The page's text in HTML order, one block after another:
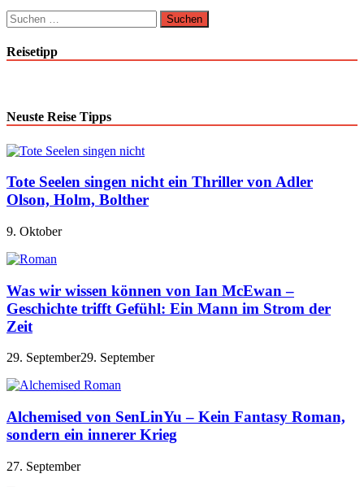
Suchen
nach:
Reisetipp
Neuste Reise Tipps
Tote Seelen singen nicht ein Thriller von Adler
Olson, Holm, Bolther
9. Oktober
Was wir wissen können von Ian McEwan –
Geschichte trifft Gefühl: Ein Mann im Strom der
Zeit
29. September29. September
Alchemised von SenLinYu – Kein Fantasy Roman,
sondern ein innerer Krieg
27. September